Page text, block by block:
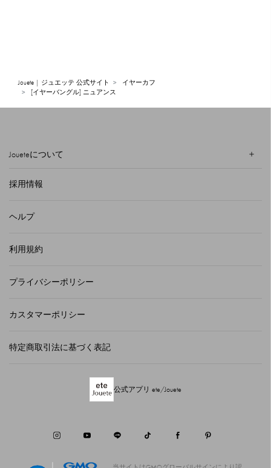
Jouete | ジュエッテ 公式サイト
イヤーカフ
[イヤーバングル] ニュアンス
Joueteについて
採用情報
ヘルプ
利用規約
プライバシーポリシー
カスタマーポリシー
特定商取引法に基づく表記
公式アプリ ete/Jouete